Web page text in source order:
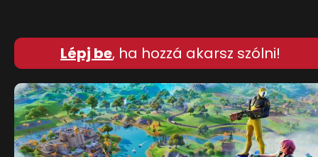
Lépj be, ha hozzá akarsz szólni!